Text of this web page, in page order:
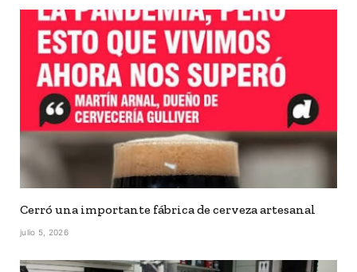
Cerró una importante fábrica de cerveza artesanal
julio 5, 2026